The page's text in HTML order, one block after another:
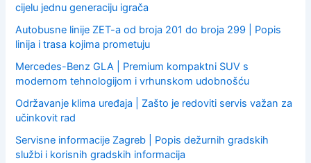
cijelu jednu generaciju igrača
Autobusne linije ZET-a od broja 201 do broja 299 | Popis
linija i trasa kojima prometuju
Mercedes-Benz GLA | Premium kompaktni SUV s
modernom tehnologijom i vrhunskom udobnošću
Održavanje klima uređaja | Zašto je redoviti servis važan za
učinkovit rad
Servisne informacije Zagreb | Popis dežurnih gradskih
službi i korisnih gradskih informacija